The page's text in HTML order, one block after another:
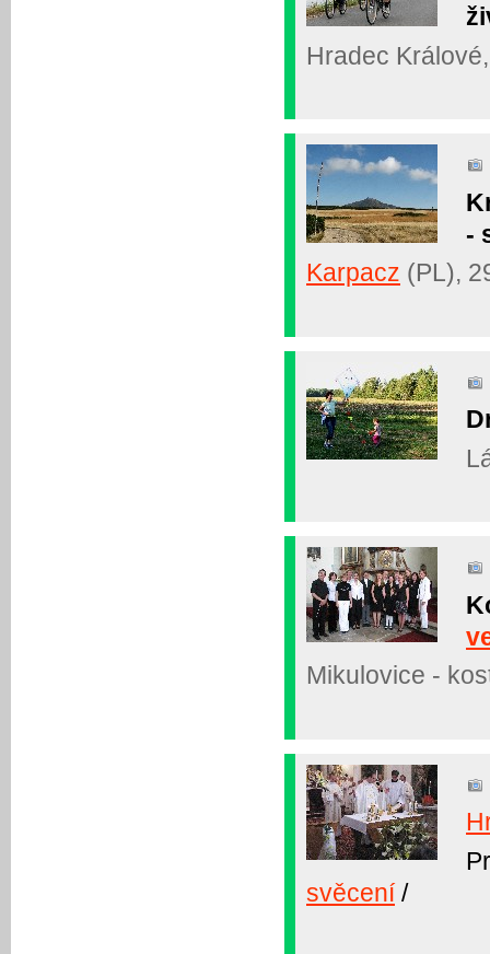
Hradec
-
Karpacz (PL),
Mikulovice -
svěcení/